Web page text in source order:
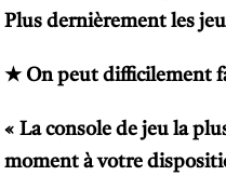
Plus dernièrement les
★ On peut difficilement
« La console de jeu la
moment à votre